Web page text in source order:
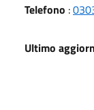
Telefono :
Ultimo